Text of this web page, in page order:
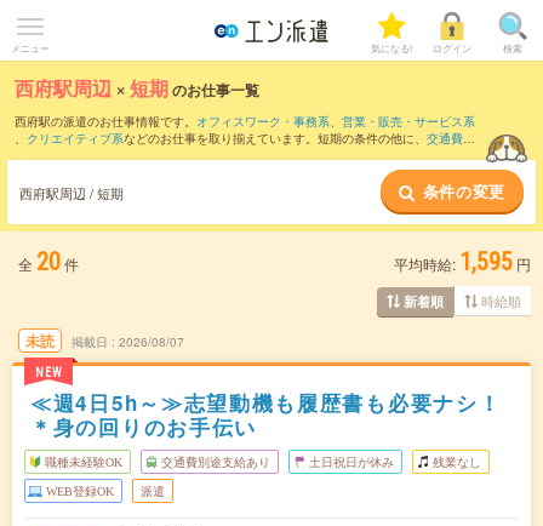
メニュー 気になる! ログイン 検索
西府駅周辺 ×短期のお仕事一覧
西府駅の派遣のお仕事情報です。 オフィスワーク・事務系、 営業・販売・サービス系
、 クリエイティブ系などのお仕事を取り揃えています。短期の条件の他に、 交通費別
西府駅周辺 / 短期 条件の変更
全 20件 平均時給: 1,595 円
新着順 時給順
未読
NEW
掲載日 2026/08/07
≪週4日5h～≫志望動機も履歴書も必要ナシ！
＊身の回りのお手伝い
職種未経験OK 交通費別途支給あり 土日祝日が休み 残業なし
WEB登録OK 派遣